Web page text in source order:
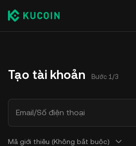
Tạo tài khoản Bước 1/3
Email/Số điện thoại
Mã giới thiêu (Không bắt buộc)